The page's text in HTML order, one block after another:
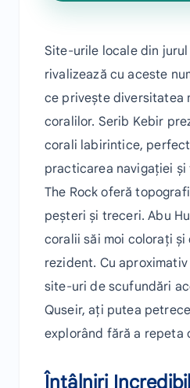
Site-urile locale din jurul
rivalizează cu aceste
ce privește diversitatea
coralilor. Serib Kebir
corali labirintice,
practicarea navigației
The Rock oferă
peșteri și treceri. Abu
coralii săi moi colorați și
rezident. Cu
site-uri de scufundări
Quseir, ați putea
explorând fără a repeta
Întâlniri